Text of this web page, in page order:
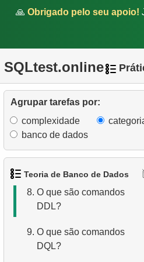
🙏 Obrigado pelo seu apoio!
SQLtest.online
Agrupar tarefas por:
complexidade
banco de dados
Teoria de Banco de Dados
4.Como os dados são
estruturados em um banco
de dados relacional?
5.O que é ACID?
6.O que é SQL?
7.O que é um subconjunto
8. O que são comandos
DDL?
9. O que são comandos
DQL?